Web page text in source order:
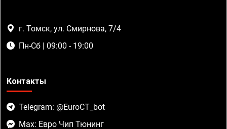
г. Томск, ул. Смирнова, 7/4
Пн-Сб | 09:00 - 19:00
Контакты
Telegram: @EuroCT_bot
Max: Евро Чип Тюнинг